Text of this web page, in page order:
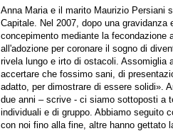
Anna Maria e il marito Maurizio Persiani
Capitale. Nel 2007, dopo una
concepimento mediante la fecondazione
all'adozione per coronare il sogno di
rivela lungo e irto di ostacoli. Assomiglia
accertare che fossimo sani, di
adatto, per dimostrare di essere solidi».
due anni – scrive - ci siamo sottoposti a
individuali e di gruppo. Abbiamo seguito
con noi fino alla fine, altre hanno gettato